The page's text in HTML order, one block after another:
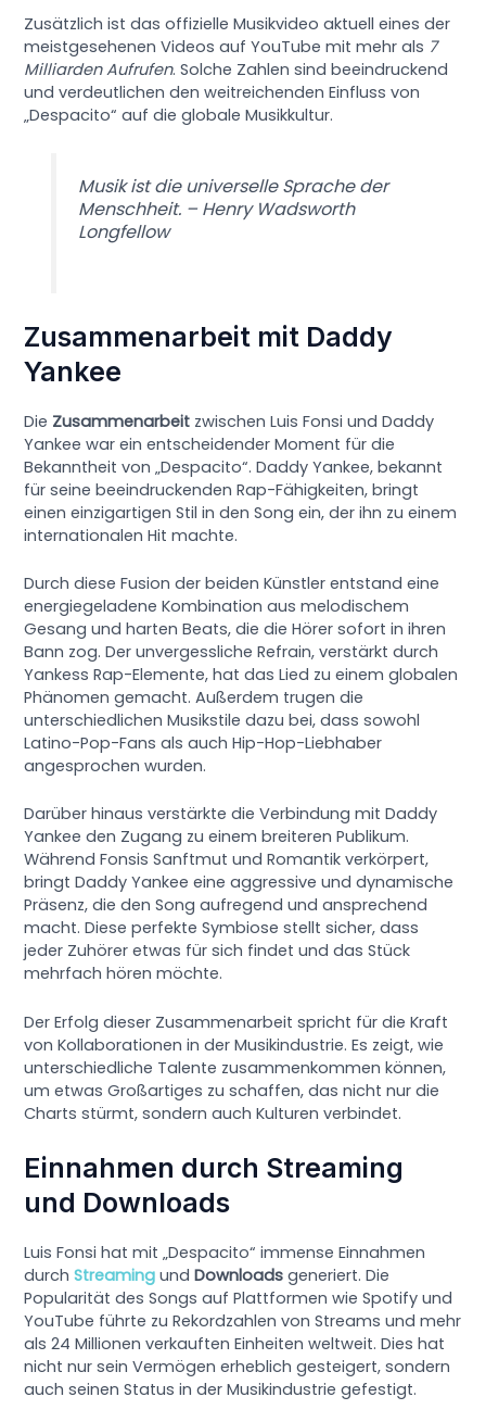
Zusätzlich ist das offizielle Musikvideo aktuell eines der
meistgesehenen Videos auf YouTube mit mehr als 7
Milliarden Aufrufen. Solche Zahlen sind beeindruckend
und verdeutlichen den weitreichenden Einfluss von
„Despacito“ auf die globale Musikkultur.
Musik ist die universelle Sprache der
Menschheit. – Henry Wadsworth
Longfellow
Zusammenarbeit mit Daddy
Yankee
Die Zusammenarbeit zwischen Luis Fonsi und Daddy
Yankee war ein entscheidender Moment für die
Bekanntheit von „Despacito“. Daddy Yankee, bekannt
für seine beeindruckenden Rap-Fähigkeiten, bringt
einen einzigartigen Stil in den Song ein, der ihn zu einem
internationalen Hit machte.
Durch diese Fusion der beiden Künstler entstand eine
energiegeladene Kombination aus melodischem
Gesang und harten Beats, die die Hörer sofort in ihren
Bann zog. Der unvergessliche Refrain, verstärkt durch
Yankess Rap-Elemente, hat das Lied zu einem globalen
Phänomen gemacht. Außerdem trugen die
unterschiedlichen Musikstile dazu bei, dass sowohl
Latino-Pop-Fans als auch Hip-Hop-Liebhaber
angesprochen wurden.
Darüber hinaus verstärkte die Verbindung mit Daddy
Yankee den Zugang zu einem breiteren Publikum.
Während Fonsis Sanftmut und Romantik verkörpert,
bringt Daddy Yankee eine aggressive und dynamische
Präsenz, die den Song aufregend und ansprechend
macht. Diese perfekte Symbiose stellt sicher, dass
jeder Zuhörer etwas für sich findet und das Stück
mehrfach hören möchte.
Der Erfolg dieser Zusammenarbeit spricht für die Kraft
von Kollaborationen in der Musikindustrie. Es zeigt, wie
unterschiedliche Talente zusammenkommen können,
um etwas Großartiges zu schaffen, das nicht nur die
Charts stürmt, sondern auch Kulturen verbindet.
Einnahmen durch Streaming
und Downloads
Luis Fonsi hat mit „Despacito“ immense Einnahmen
durchStreaming undDownloads generiert. Die
Popularität des Songs auf Plattformen wie Spotify und
YouTube führte zu Rekordzahlen von Streams und mehr
als 24 Millionen verkauften Einheiten weltweit. Dies hat
nicht nur sein Vermögen erheblich gesteigert, sondern
auch seinen Status in der Musikindustrie gefestigt.